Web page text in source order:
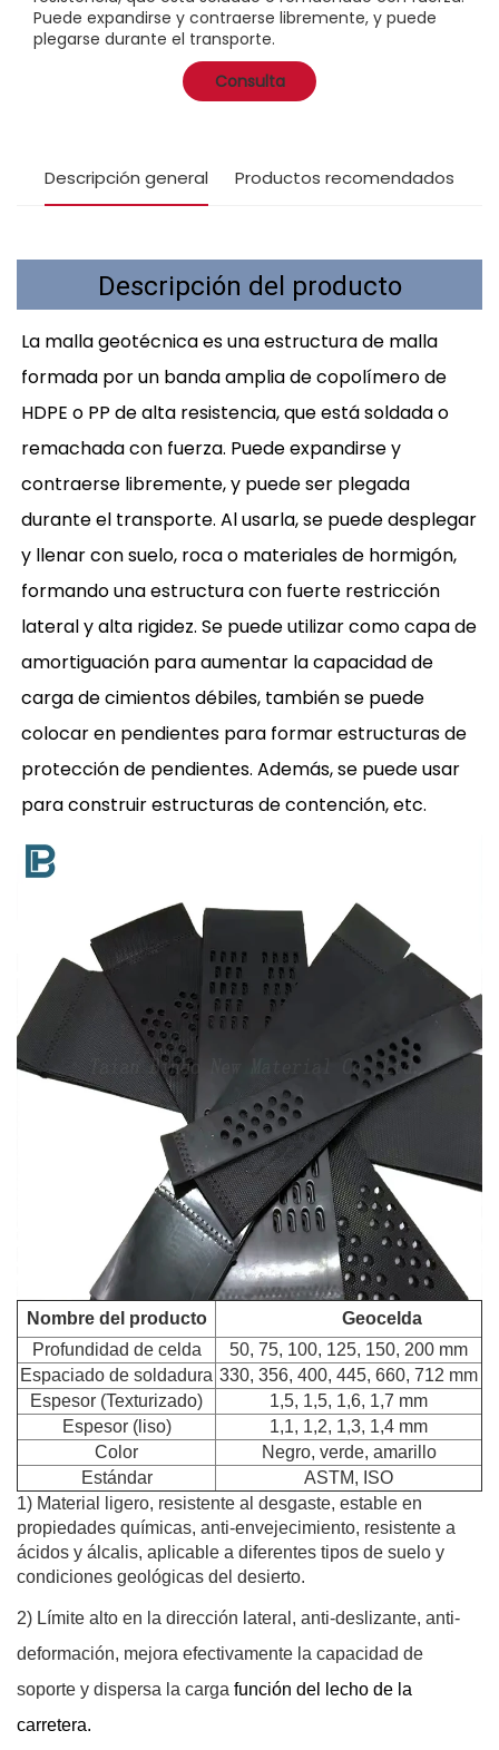
Puede expandirse y contraerse libremente, y puede
plegarse durante el transporte.
Consulta
Descripción general Productos recomendados
Descripción del producto
La malla geotécnica es una estructura de malla
formada por un banda amplia de copolímero de
HDPE o PP de alta resistencia, que está soldada o
remachada con fuerza. Puede expandirse y
contraerse libremente, y puede ser plegada
durante el transporte. Al usarla, se puede desplegar
y llenar con suelo, roca o materiales de hormigón,
formando una estructura con fuerte restricción
lateral y alta rigidez. Se puede utilizar como capa de
amortiguación para aumentar la capacidad de
carga de cimientos débiles, también se puede
colocar en pendientes para formar estructuras de
protección de pendientes. Además, se puede usar
para construir estructuras de contención, etc.
Nombre del producto
Geocelda
Profundidad de celda
50, 75, 100, 125, 150, 200 mm
Espaciado de soldadura 330, 356, 400, 445, 660, 712 mm
Espesor (Texturizado)
1,5, 1,5, 1,6, 1,7 mm
Espesor (liso)
1,1, 1,2, 1,3, 1,4 mm
Color
Negro, verde, amarillo
Estándar
ASTM, ISO
1) Material ligero, resistente al desgaste, estable en
propiedades químicas, anti-envejecimiento, resistente a
ácidos y álcalis, aplicable a diferentes tipos de suelo y
condiciones geológicas del desierto.
2) Límite alto en la dirección lateral, anti-deslizante, anti-
deformación, mejora efectivamente la capacidad de
soporte y dispersa la carga función del lecho de la
carretera.